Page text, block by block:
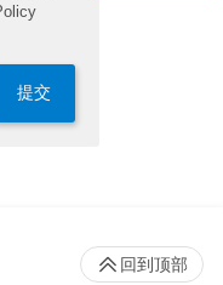
提交
回到顶部